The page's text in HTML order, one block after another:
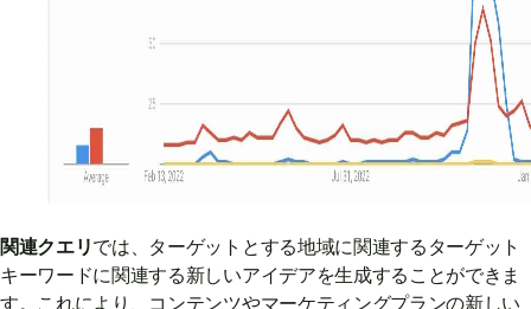
関連クエリでは、ターゲットとする地域に関連するターゲット
キーワードに関連する新しいアイデアを生成することができま
す。これにより、コンテンツやマーケティングプランの新しい